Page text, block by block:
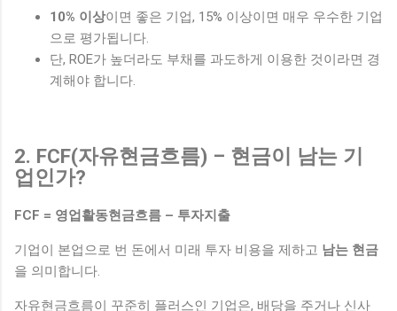
10% 이상이면 좋은 기업, 15% 이상이면 매우 우수한 기업
으로 평가됩니다.
단, ROE가 높더라도 부채를 과도하게 이용한 것이라면 경
계해야 합니다.
2. FCF(자유현금흐름) – 현금이 남는 기
업인가?
FCF = 영업활동현금흐름 – 투자지출
기업이 본업으로 번 돈에서 미래 투자 비용을 제하고 남는 현금
을 의미합니다.
자유현금흐름이 꾸준히 플러스인 기업은, 배당을 주거나 신사